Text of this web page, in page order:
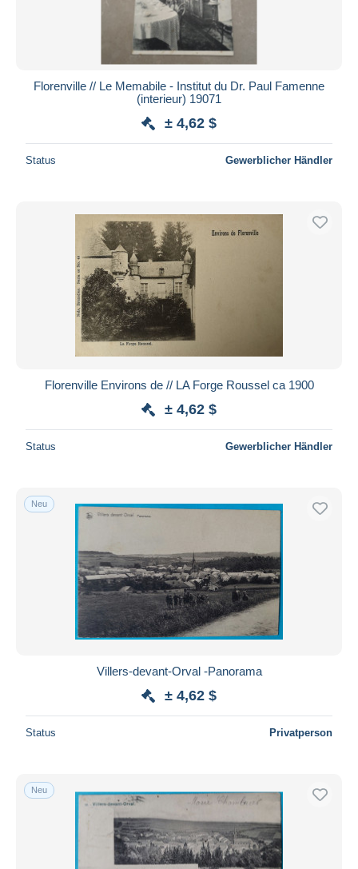
Florenville // Le Memabile - Institut du Dr. Paul Famenne
(interieur) 19071
± 4,62 $
Status Gewerblicher Händler
Florenville Environs de // LA Forge Roussel ca 1900
± 4,62 $
Status Gewerblicher Händler
Neu
Villers-devant-Orval -Panorama
± 4,62 $
Status Privatperson
Neu